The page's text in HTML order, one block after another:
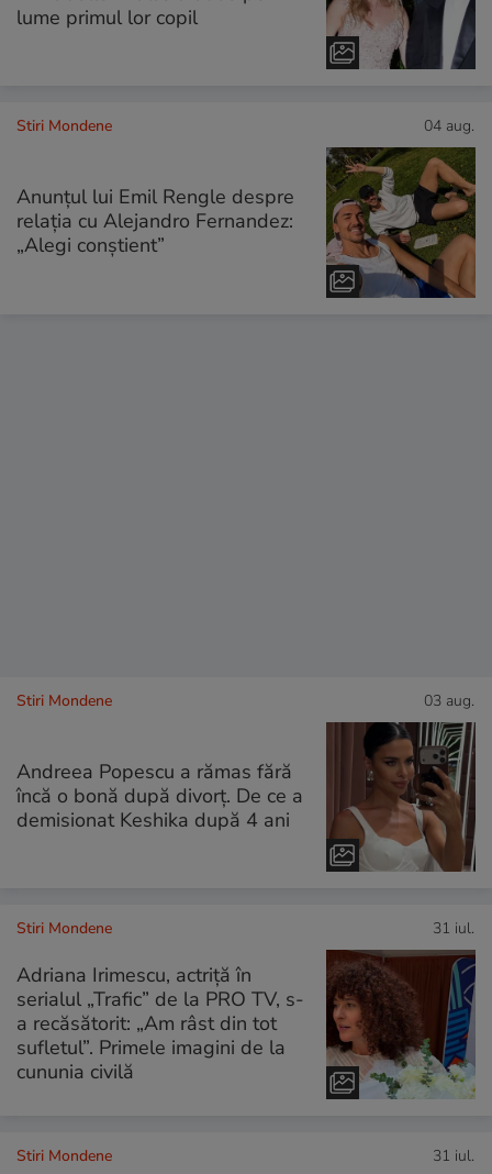
lume primul lor copil
Stiri Mondene 04 aug.
Anunțul lui Emil Rengle despre
relația cu Alejandro Fernandez:
„Alegi conștient”
Stiri Mondene 03 aug.
Andreea Popescu a rămas fără
încă o bonă după divorț. De ce a
demisionat Keshika după 4 ani
Stiri Mondene 31 iul.
Adriana Irimescu, actriță în
serialul „Trafic” de la PRO TV, s-
a recăsătorit: „Am râst din tot
sufletul”. Primele imagini de la
cununia civilă
Stiri Mondene 31 iul.